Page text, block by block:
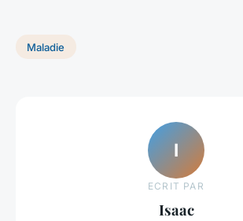
Maladie
I
ECRIT PAR
Isaac